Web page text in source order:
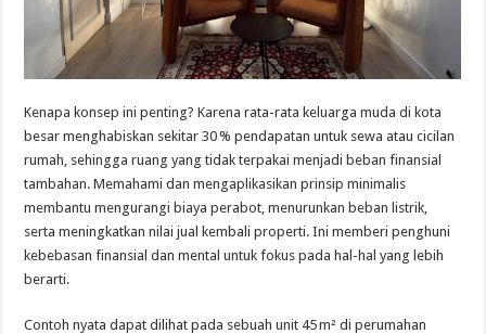
Kenapa konsep ini penting? Karena rata-rata keluarga muda di kota
besar menghabiskan sekitar 30 % pendapatan untuk sewa atau cicilan
rumah, sehingga ruang yang tidak terpakai menjadi beban finansial
tambahan. Memahami dan mengaplikasikan prinsip minimalis
membantu mengurangi biaya perabot, menurunkan beban listrik,
serta meningkatkan nilai jual kembali properti. Ini memberi penghuni
kebebasan finansial dan mental untuk fokus pada hal-hal yang lebih
berarti.
Contoh nyata dapat dilihat pada sebuah unit 45 m² di perumahan